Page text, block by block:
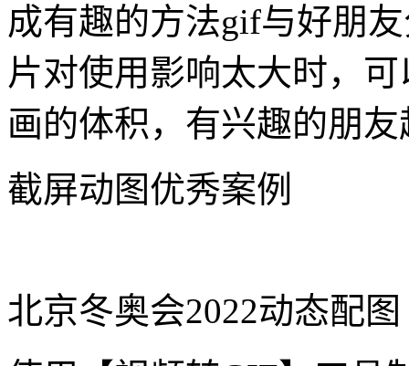
成有趣的方法gif与好朋
片对使用影响太大时，
画的体积，有兴趣的朋
截屏动图优秀案例
北京冬奥会2022动态配图